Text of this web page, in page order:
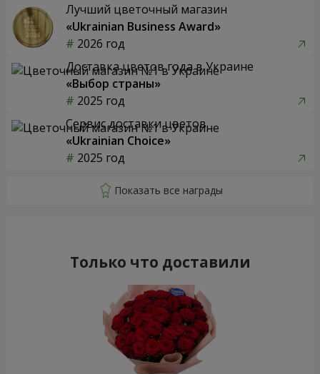
Лучший цветочный магазин
«Ukrainian Business Award»
2026 год
Доставка цветов года в Украине
«Выбор страны»
2025 год
Сервис доставки цветов
«Ukrainian Choice»
2025 год
Только что доставили